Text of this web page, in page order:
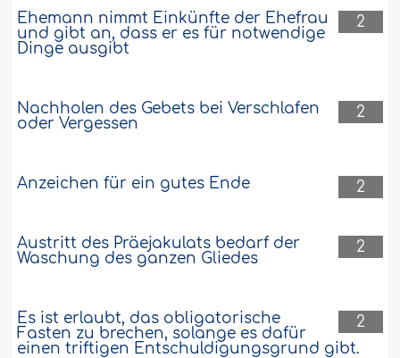
2
Ehemann nimmt Einkünfte der Ehefrau
und gibt an, dass er es für notwendige
Dinge ausgibt
2
Nachholen des Gebets bei Verschlafen
oder Vergessen
2
Anzeichen für ein gutes Ende
2
Austritt des Präejakulats bedarf der
Waschung des ganzen Gliedes
2
Es ist erlaubt, das obligatorische
Fasten zu brechen, solange es dafür
einen triftigen Entschuldigungsgrund gibt.